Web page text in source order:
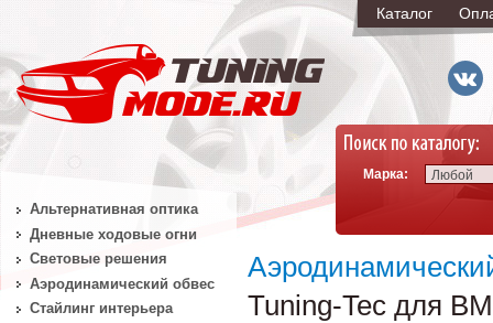
Каталог
Марка: Любой
Tuning-Tec для
Альтернативная оптика
Дневные ходовые огни
Световые решения
Аэродинамический обвес
Стайлинг интерьера